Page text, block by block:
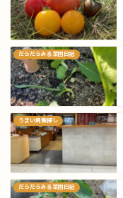
だらだらみる菜園日記
うまい焼飯探し
だらだらみる菜園日記